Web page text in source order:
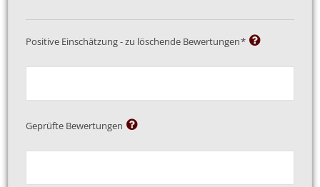
Positive Einschätzung - zu löschende Bewertungen*
Geprüfte Bewertungen